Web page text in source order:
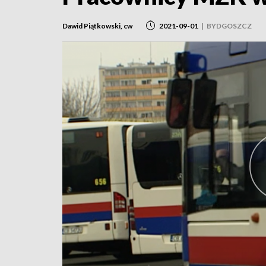
Dawid Piątkowski, cw 2021-09-01 | BYDGOSZCZ